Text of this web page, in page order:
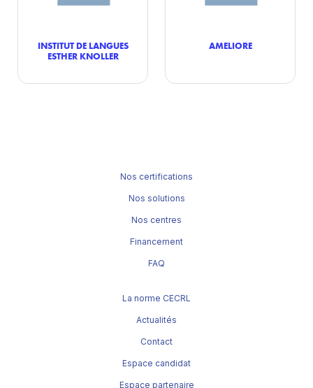
INSTITUT DE LANGUES
ESTHER KNOLLER
AMELIORE
Nos certifications
Nos solutions
Nos centres
Financement
FAQ
La norme CECRL
Actualités
Contact
Espace candidat
Espace partenaire